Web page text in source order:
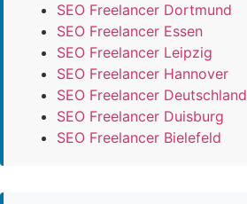
SEO Freelancer Dortmund
SEO Freelancer Essen
SEO Freelancer Leipzig
SEO Freelancer Hannover
SEO Freelancer Deutschland
SEO Freelancer Duisburg
SEO Freelancer Bielefeld